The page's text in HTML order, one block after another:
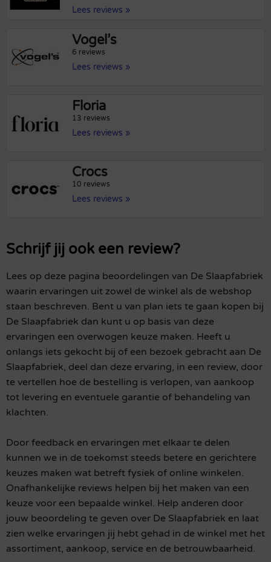
Lees reviews »
Vogel’s
6 reviews
Lees reviews »
Floria
13 reviews
Lees reviews »
Crocs
10 reviews
Lees reviews »
Schrijf jij ook een review?
Lees op deze pagina beoordelingen van De Slaapfabriek
waarin ervaringen uit zowel de winkel als de webshop
staan beschreven. Bent u van plan iets te gaan kopen bij
De Slaapfabriek dan kunt u op basis van deze
ervaringen een overwogen keuze maken. Heeft u
onlangs iets gekocht bij of een bezoek gebracht aan De
Slaapfabriek, deel dan deze ervaring, in een review, door
te vertellen hoe de bestelling is verlopen, van aankoop
tot levering en eventuele garantie of behandeling van
klachten.
Door feedback en ervaringen met elkaar te delen
kunnen we in de toekomst steeds betere en gerichtere
keuzes maken wat betreft fysiek of online winkelen.
Onafhankelijke reviews helpen bij het maken van een
keuze voor een bepaalde winkel. Help anderen door
jouw beoordeling te geven over De Slaapfabriek en laat
zien welke ervaringen jij hebt gehad in de winkel met het
assortiment, aankoop, service en de betrouwbaarheid.